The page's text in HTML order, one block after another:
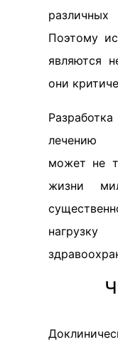
Поэтому
являются
они
лечению
может не
жизни